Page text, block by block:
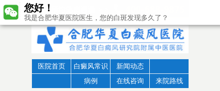
医院首页 白癜风常识
新闻动态
病例
在线咨询 来院路线
您好！
我是合肥华夏医院医生，您的白斑发现多久了？